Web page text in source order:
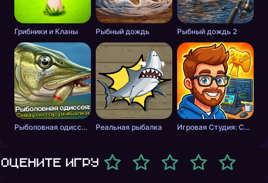
Грибники и Кланы Рыбный дождь Рыбный дождь 2
Рыболовная одиссея: Симулятор рыбалки Реальная рыбалка Игровая Студия: Симулятор Разработчика
Оцените игру